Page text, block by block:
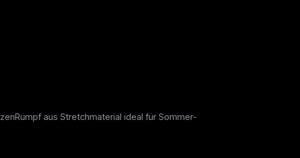
aus Stretchmaterial ideal für Sommer-